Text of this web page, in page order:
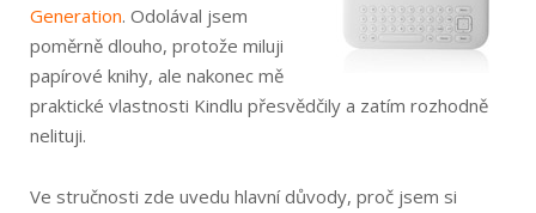
Generation. Odolával jsem
poměrně dlouho, protože miluji
papírové knihy, ale nakonec mě
praktické vlastnosti Kindlu přesvědčily a zatím rozhodně
nelituji.
Ve stručnosti zde uvedu hlavní důvody, proč jsem si